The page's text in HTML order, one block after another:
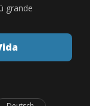
grande